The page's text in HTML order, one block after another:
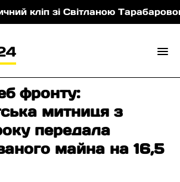
кліп зі Світланою Тарабаровою
фронту:
митниця з
передала
майна на 16,5